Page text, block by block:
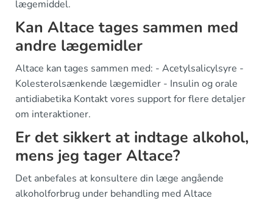
lægemiddel.
Kan Altace tages sammen med
andre lægemidler
Altace kan tages sammen med: - Acetylsalicylsyre -
Kolesterolsænkende lægemidler - Insulin og orale
antidiabetika Kontakt vores support for flere detaljer
om interaktioner.
Er det sikkert at indtage alkohol,
mens jeg tager Altace?
Det anbefales at konsultere din læge angående
alkoholforbrug under behandling med Altace